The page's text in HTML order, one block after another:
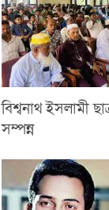
বিশ্বনাথ ইসলামী
সম্পন্ন